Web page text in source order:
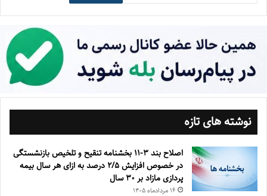
نوشته های تازه
اصلاح بند ۳‏-۱۱ بخشنامه تنقیح و تلخیص بازنشستگی
در خصوص افزایش ۵‏‏‏‏‏‏‏‏‏/۲ درصد به ازای هر سال بیمه
پردازی مازاد بر ۳۰‏ سال
۱۶ مرداد‌ماه ۱۴۰۵